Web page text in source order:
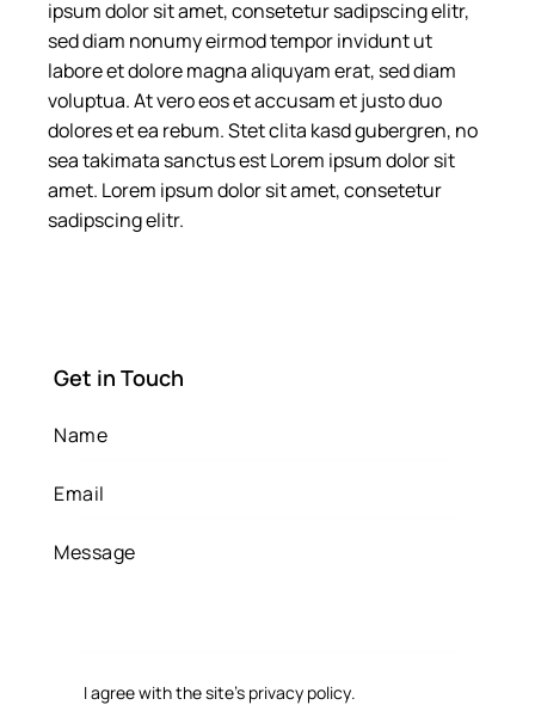
ipsum dolor sit amet, consetetur sadipscing elitr,
sed diam nonumy eirmod tempor invidunt ut
labore et dolore magna aliquyam erat, sed diam
voluptua. At vero eos et accusam et justo duo
dolores et ea rebum. Stet clita kasd gubergren, no
sea takimata sanctus est Lorem ipsum dolor sit
amet. Lorem ipsum dolor sit amet, consetetur
sadipscing elitr.
Get in Touch
I agree with the site’s privacy policy.